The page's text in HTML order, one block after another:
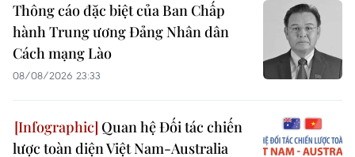
Thông cáo đặc biệt của Ban Chấp
hành Trung ương Đảng Nhân dân
Cách mạng Lào
08/08/2026 23:33
Quan hệ Đối tác chiến
lược toàn diện Việt Nam-Australia